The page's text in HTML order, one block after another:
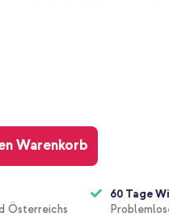
Warenkorb
Österreichs
60 Tage